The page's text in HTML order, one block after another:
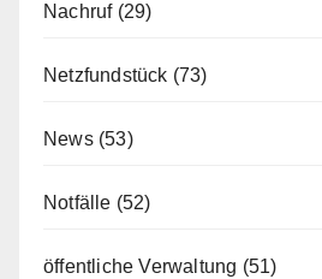
Nachruf(29)
Netzfundstück (73)
News(53)
Notfälle (52)
öffentliche Verwaltung (51)